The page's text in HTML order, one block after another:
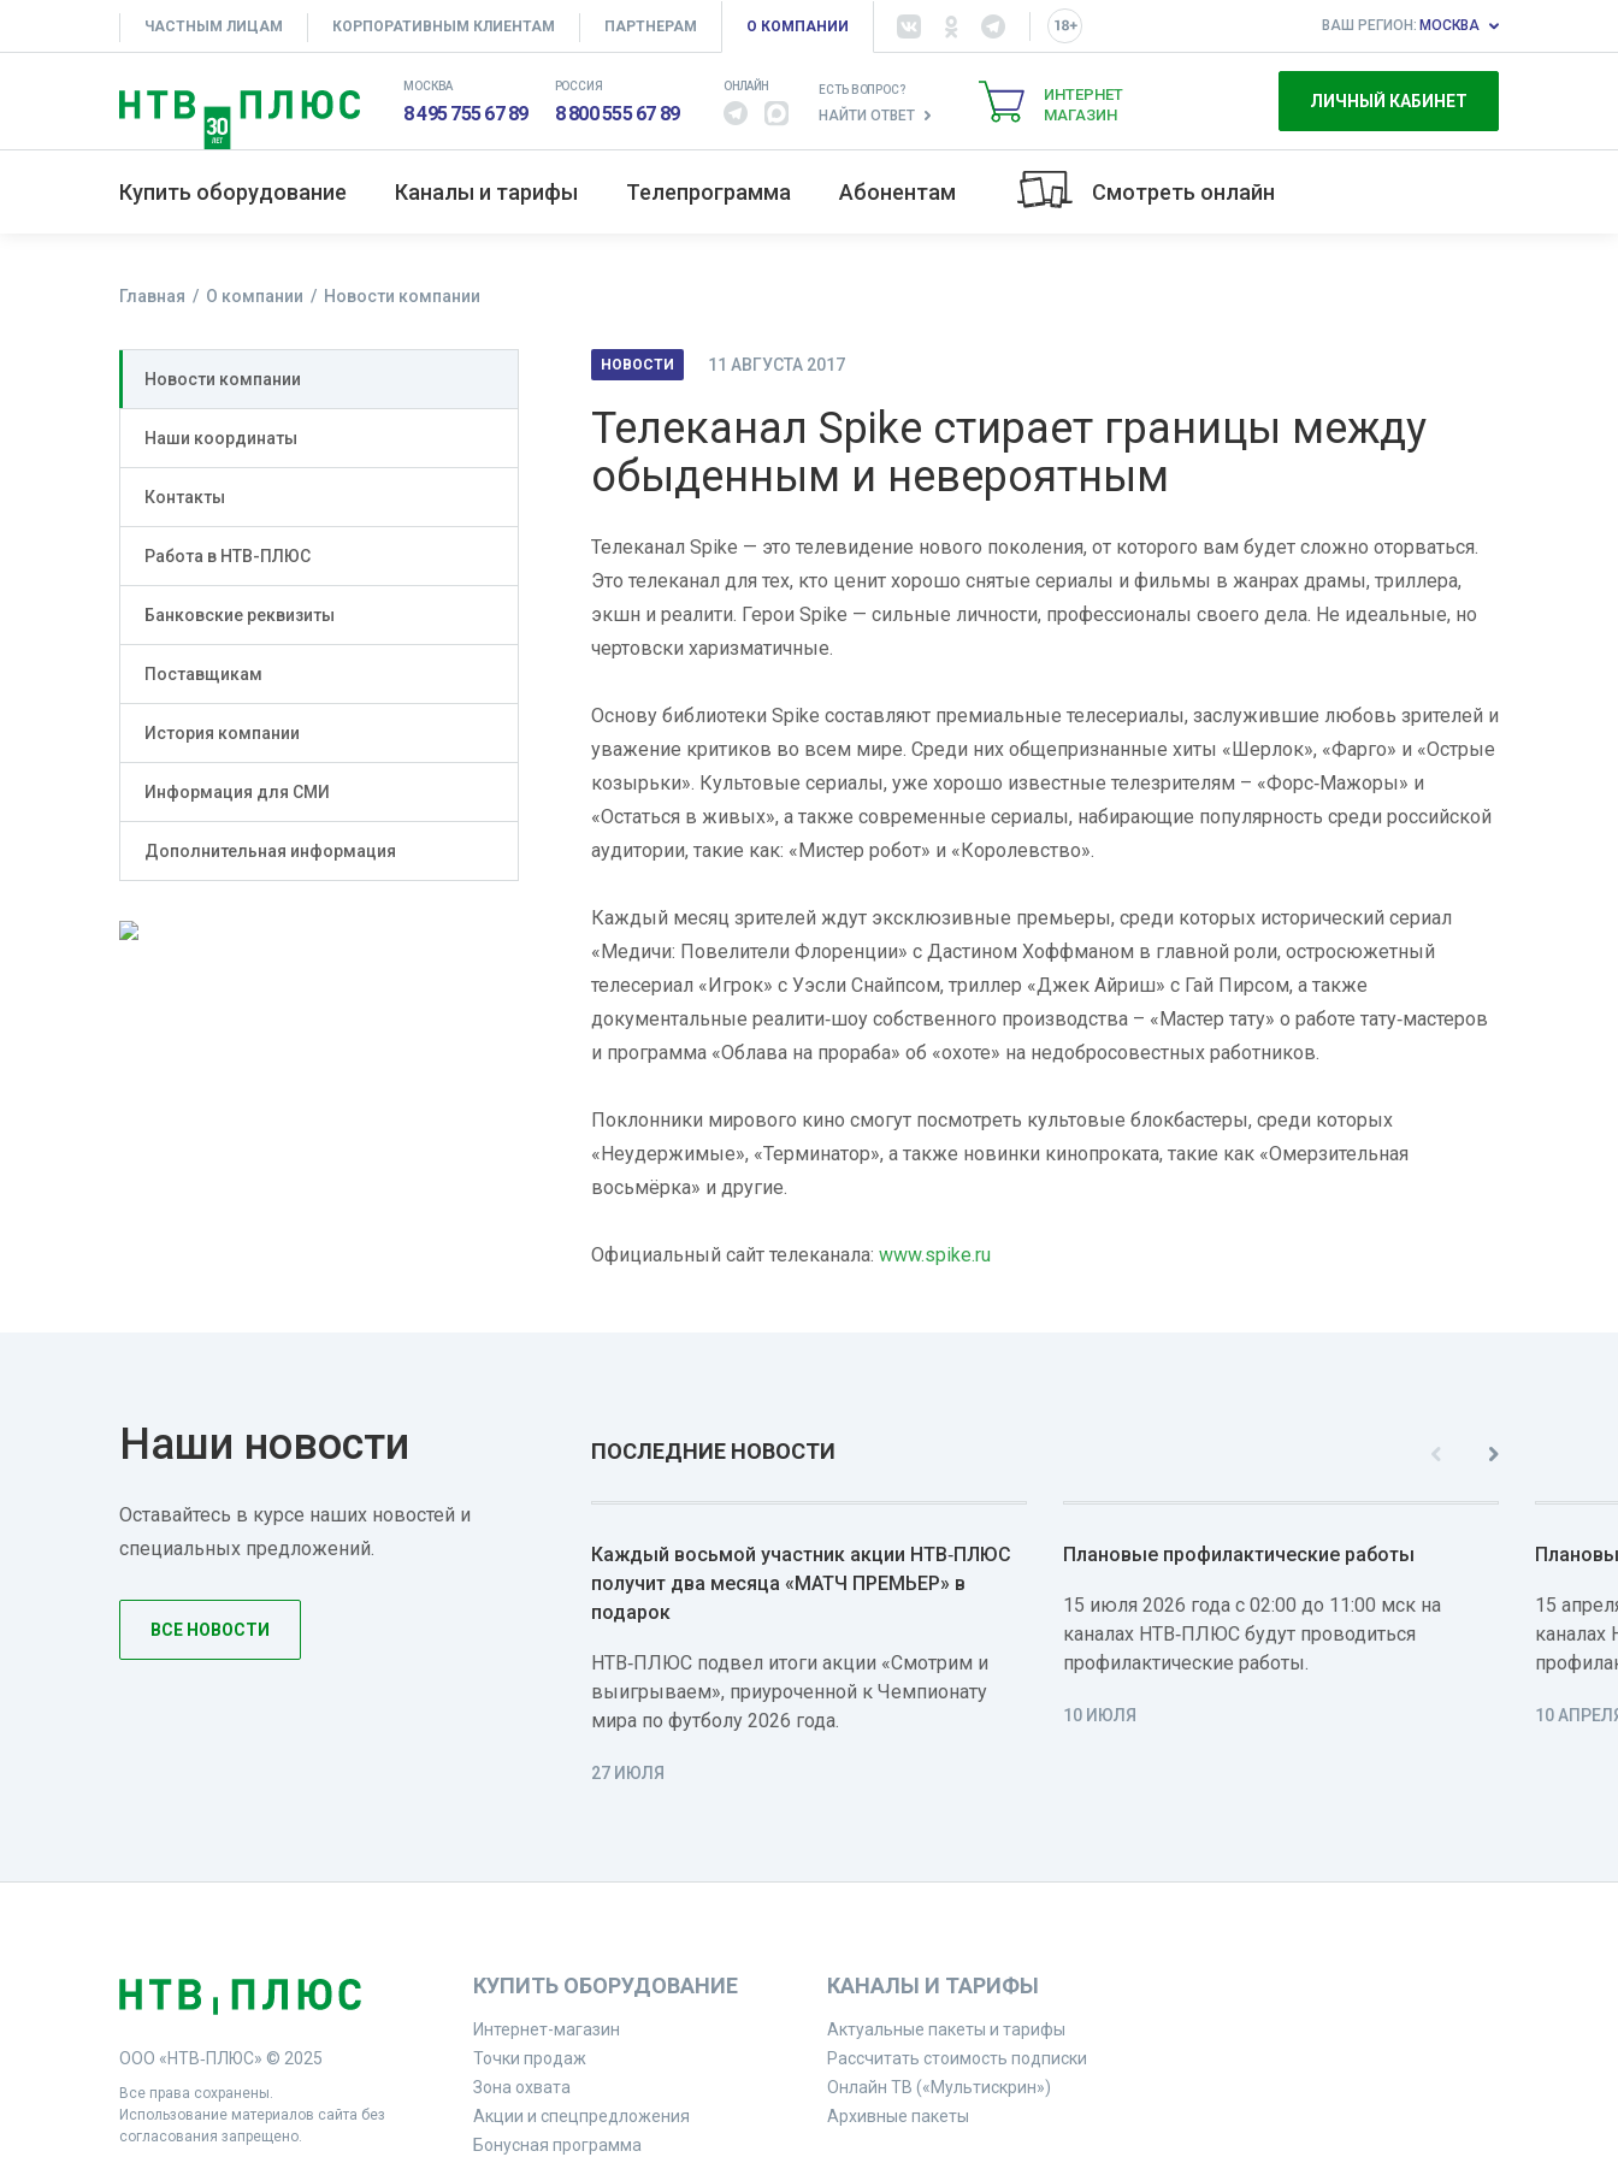
ЧАСТНЫМ ЛИЦАМ КОРПОРАТИВНЫМ КЛИЕНТАМ ПАРТНЕРАМ О КОМПАНИИ ВАШ РЕГИОН: МОСКВА
МОСКВА
8 495 755 67 89
РОССИЯ
8 800 555 67 89
ОНЛАЙН ЕСТЬ ВОПРОС?
НАЙТИ ОТВЕТ
ИНТЕРНЕТ
МАГАЗИН
ЛИЧНЫЙ КАБИНЕТ
Купить оборудование Каналы и тарифы Телепрограмма Абонентам Смотреть онлайн
Главная О компании Новости компании
Новости компании
Наши координаты
Контакты
Работа в НТВ-ПЛЮС
Банковские реквизиты
Поставщикам
История компании
Информация для СМИ
Дополнительная информация
НОВОСТИ 11 АВГУСТА 2017
Телеканал Spike стирает границы между
обыденным и невероятным
Телеканал Spike — это телевидение нового поколения, от которого вам будет сложно оторваться.
Это телеканал для тех, кто ценит хорошо снятые сериалы и фильмы в жанрах драмы, триллера,
экшн и реалити. Герои Spike — сильные личности, профессионалы своего дела. Не идеальные, но
чертовски харизматичные.
Основу библиотеки Spike составляют премиальные телесериалы, заслужившие любовь зрителей и
уважение критиков во всем мире. Среди них общепризнанные хиты «Шерлок», «Фарго» и «Острые
козырьки». Культовые сериалы, уже хорошо известные телезрителям – «Форс‑Мажоры» и
«Остаться в живых», а также современные сериалы, набирающие популярность среди российской
аудитории, такие как: «Мистер робот» и «Королевство».
Каждый месяц зрителей ждут эксклюзивные премьеры, среди которых исторический сериал
«Медичи: Повелители Флоренции» с Дастином Хоффманом в главной роли, остросюжетный
телесериал «Игрок» с Уэсли Снайпсом, триллер «Джек Айриш» с Гай Пирсом, а также
документальные реалити‑шоу собственного производства – «Мастер тату» о работе тату‑мастеров
и программа «Облава на прораба» об «охоте» на недобросовестных работников.
Поклонники мирового кино смогут посмотреть культовые блокбастеры, среди которых
«Неудержимые», «Терминатор», а также новинки кинопроката, такие как «Омерзительная
восьмёрка» и другие.
Официальный сайт телеканала: www.spike.ru
Наши новости
Оставайтесь в курсе наших новостей и
специальных предложений.
ВСЕ НОВОСТИ
ПОСЛЕДНИЕ НОВОСТИ
Каждый восьмой участник акции НТВ‑ПЛЮС
получит два месяца «МАТЧ ПРЕМЬЕР» в
подарок
НТВ‑ПЛЮС подвел итоги акции «Смотрим и
выигрываем», приуроченной к Чемпионату
мира по футболу 2026 года.
27 ИЮЛЯ
Плановые профилактические работы
15 июля 2026 года с 02:00 до 11:00 мск на
каналах НТВ‑ПЛЮС будут проводиться
профилактические работы.
10 ИЮЛЯ
15
каналах
10
ООО «НТВ‑ПЛЮС» © 2025
Все права сохранены.
Использование материалов сайта без
согласования запрещено.
КУПИТЬ ОБОРУДОВАНИЕ
Интернет-магазин
Точки продаж
Зона охвата
Акции и спецпредложения
Бонусная программа
КАНАЛЫ И ТАРИФЫ
Актуальные пакеты и тарифы
Рассчитать стоимость подписки
Онлайн ТВ («Мультискрин»)
Архивные пакеты